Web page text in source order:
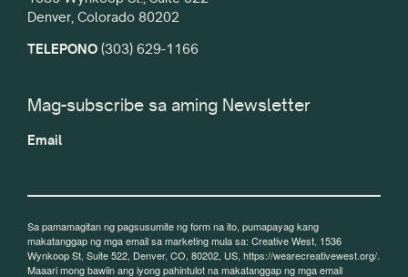
Denver, Colorado 80202
TELEPONO (303) 629-1166
Mag-subscribe sa aming Newsletter
Email
Sa pamamagitan ng pagsusumite ng form na ito, pumapayag kang
makatanggap ng mga email sa marketing mula sa: Creative West, 1536
Wynkoop St, Suite 522, Denver, CO, 80202, US, https://wearecreativewest.org/.
Maaari mong bawiin ang iyong pahintulot na makatanggap ng mga email